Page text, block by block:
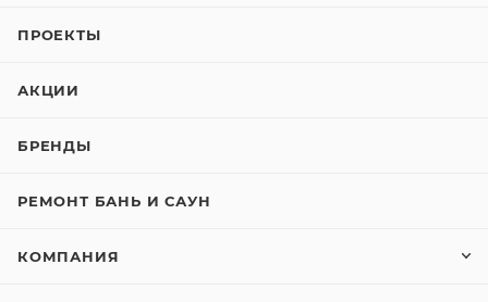
ПРОЕКТЫ
АКЦИИ
БРЕНДЫ
РЕМОНТ БАНЬ И САУН
КОМПАНИЯ